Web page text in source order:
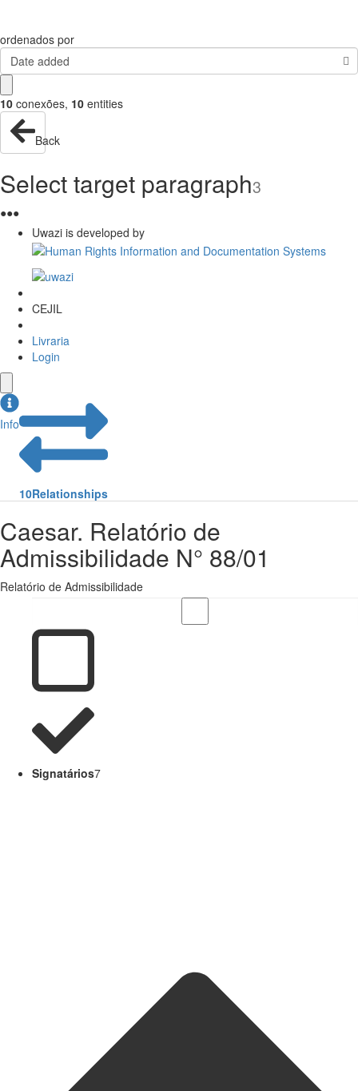
ordenados por
Date added
10 conexões, 10 entities
Back
Select target paragraph3
●●●
Uwazi is developed by
CEJIL
Livraria
Login
Info
10Relationships
Caesar. Relatório de
Admissibilidade N° 88/01
Relatório de Admissibilidade
Signatários7